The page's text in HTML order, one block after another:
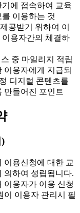
에 접속하여 교육
이용하는 것
공받기 위하여 이
용자간의 체결하
중 마일리지 적립
이용자에게 지급되
디지털 콘텐츠를
만들어진 포인트
용신청에 대한 교
의하여 성립됩니다.
용자가 이용 신청
이 이용자 관리시 필